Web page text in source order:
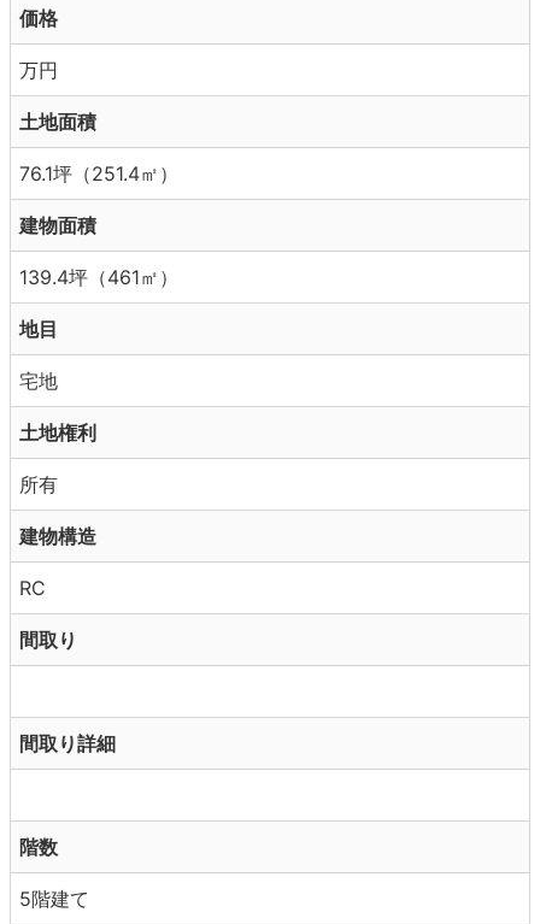
価格
万円
土地面積
76.1坪（251.4㎡）
建物面積
139.4坪（461㎡）
地目
宅地
土地権利
所有
建物構造
RC
間取り
間取り詳細
階数
5階建て